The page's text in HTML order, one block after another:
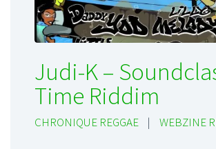
Judi-K –
Time Riddim
CHRONIQUE REGGAE | WEBZINE